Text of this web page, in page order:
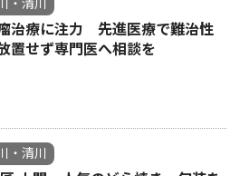
・清川
治療に注力 先進医療で難治性
せず専門医へ相談を
・清川